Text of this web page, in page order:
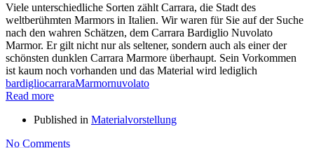
Viele unterschiedliche Sorten zählt Carrara, die Stadt des
weltberühmten Marmors in Italien. Wir waren für Sie auf der Suche
nach den wahren Schätzen, dem Carrara Bardiglio Nuvolato
Marmor. Er gilt nicht nur als seltener, sondern auch als einer der
schönsten dunklen Carrara Marmore überhaupt. Sein Vorkommen
ist kaum noch vorhanden und das Material wird lediglich
bardigliocarraraMarmornuvolato
Read more
Published in Materialvorstellung
No Comments